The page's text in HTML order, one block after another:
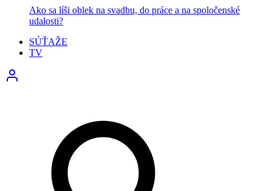
Ako sa líši oblek na svadbu, do práce a na spoločenské
udalosti?
SÚŤAŽE
TV